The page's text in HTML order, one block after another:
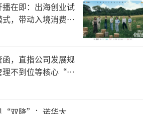
基金和兴农基金分别投资4000
，完成了约7500万元的D轮融
此轮融资附带的对赌条款是：
日前公司未能完成合格IPO，
播在即：出海创业试
，带动入境消费反
，直指公司发展规
理不到位等核心“痛
“双降”：诺华大